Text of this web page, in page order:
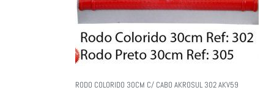
RODO COLORIDO 30CM C/ CABO AKROSUL 302 AKV59